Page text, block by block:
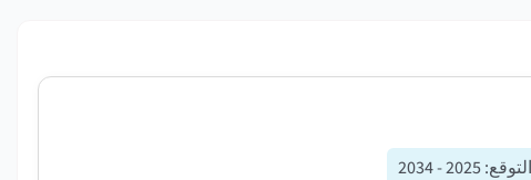
:
2025 - 2034